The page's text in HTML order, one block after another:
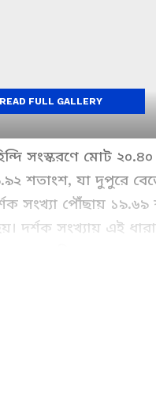
সংস্করণে মোট
শতাংশ, যা দুপুরে
সংখ্যা পৌঁছায়
দর্শক সংখ্যায় এই
FULL GALLERY